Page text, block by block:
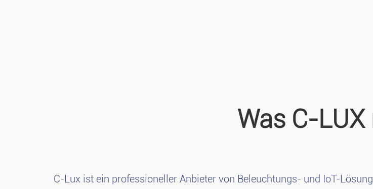
Was C-
C-Lux ist ein professioneller Anbieter von Beleuchtungs- und IoT-